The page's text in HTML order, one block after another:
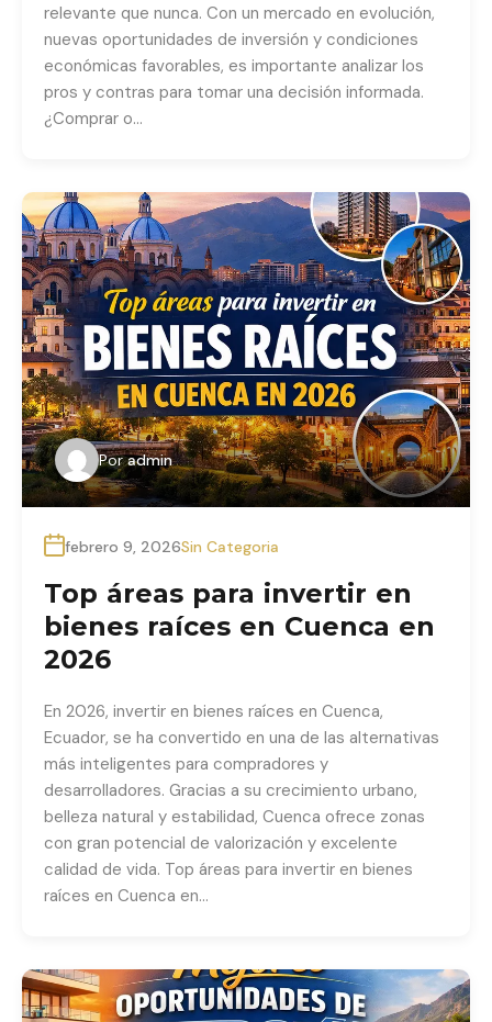
relevante que nunca. Con un mercado en evolución,
nuevas oportunidades de inversión y condiciones
económicas favorables, es importante analizar los
pros y contras para tomar una decisión informada.
¿Comprar o…
Por admin
febrero 9, 2026Sin Categoria
Top áreas para invertir en
bienes raíces en Cuenca en
2026
En 2026, invertir en bienes raíces en Cuenca,
Ecuador, se ha convertido en una de las alternativas
más inteligentes para compradores y
desarrolladores. Gracias a su crecimiento urbano,
belleza natural y estabilidad, Cuenca ofrece zonas
con gran potencial de valorización y excelente
calidad de vida. Top áreas para invertir en bienes
raíces en Cuenca en…